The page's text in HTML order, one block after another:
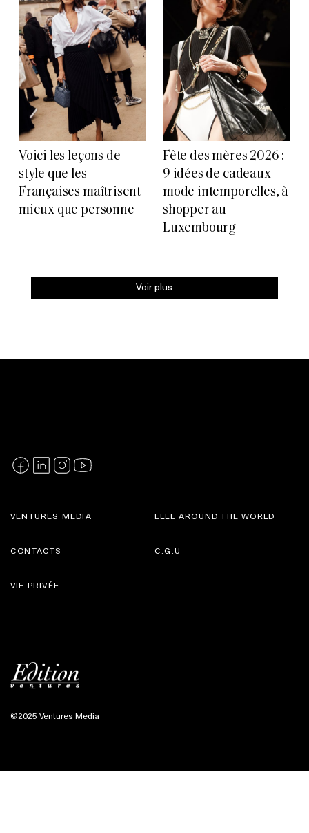
Voici les leçons de
style que les
Françaises maîtrisent
mieux que personne
Fête des mères 2026 :
9 idées de cadeaux
mode intemporelles, à
shopper au
Luxembourg
Voir plus
VENTURES MEDIA
CONTACTS
ELLE AROUND THE WORLD
C.G.U
VIE PRIVÉE
©2025 Ventures Media